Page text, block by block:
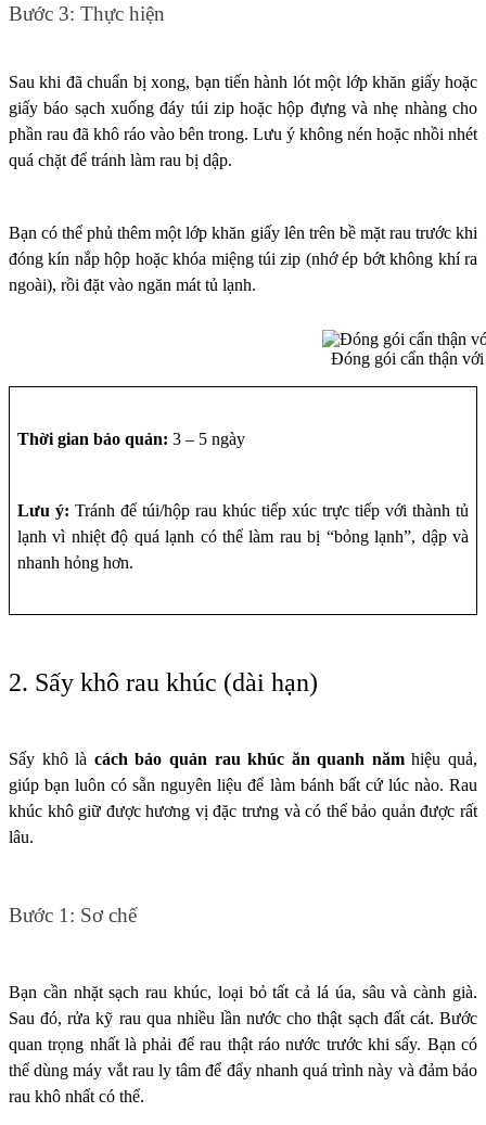
Bước 3: Thực hiện
Sau khi đã chuẩn bị xong, bạn tiến hành lót một lớp khăn giấy hoặc
giấy báo sạch xuống đáy túi zip hoặc hộp đựng và nhẹ nhàng cho
phần rau đã khô ráo vào bên trong. Lưu ý không nén hoặc nhồi nhét
quá chặt để tránh làm rau bị dập.
Bạn có thể phủ thêm một lớp khăn giấy lên trên bề mặt rau trước khi
đóng kín nắp hộp hoặc khóa miệng túi zip (nhớ ép bớt không khí ra
ngoài), rồi đặt vào ngăn mát tủ lạnh.
Đóng gói cẩn thận
Thời gian bảo quản: 3 – 5 ngày
Lưu ý: Tránh để túi/hộp rau khúc tiếp xúc trực tiếp với thành tủ
lạnh vì nhiệt độ quá lạnh có thể làm rau bị “bỏng lạnh”, dập và
nhanh hỏng hơn.
2. Sấy khô rau khúc (dài hạn)
Sấy khô là cách bảo quản rau khúc ăn quanh nămhiệu quả,
giúp bạn luôn có sẵn nguyên liệu để làm bánh bất cứ lúc nào. Rau
khúc khô giữ được hương vị đặc trưng và có thể bảo quản được rất
lâu.
Bước 1: Sơ chế
Bạn cần nhặt sạch rau khúc, loại bỏ tất cả lá úa, sâu và cành già.
Sau đó, rửa kỹ rau qua nhiều lần nước cho thật sạch đất cát. Bước
quan trọng nhất là phải để rau thật ráo nước trước khi sấy. Bạn có
thể dùng máy vắt rau ly tâm để đẩy nhanh quá trình này và đảm bảo
rau khô nhất có thể.